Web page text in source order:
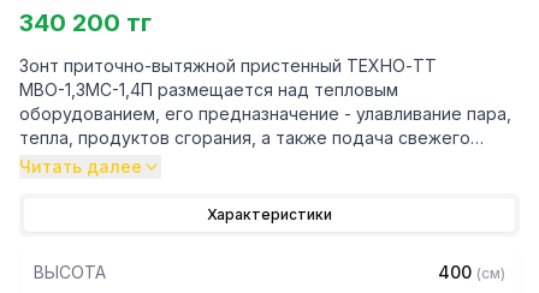
340 200 тг
Зонт приточно-вытяжной пристенный ТЕХНО-ТТ
МВО-1,3МС-1,4П размещается над тепловым
оборудованием, его предназначение - улавливание пара,
тепла, продуктов сгорания, а также подача свежего
воздуха, что благоприятно сказывается на микроклимате
предметах мебели и кухонной утвари. Поэтому это
Читать далее
Характеристики
ВЫСОТА 400 (см)